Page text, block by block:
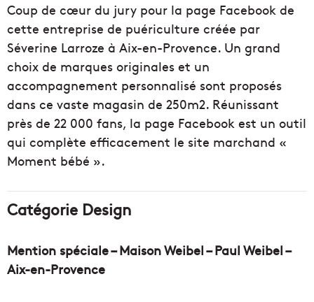
Coup de cœur du jury pour la page Facebook de
cette entreprise de puériculture créée par
Séverine Larroze à Aix-en-Provence. Un grand
choix de marques originales et un
accompagnement personnalisé sont proposés
dans ce vaste magasin de 250m2. Réunissant
près de 22 000 fans, la page Facebook est un outil
qui complète efficacement le site marchand «
Moment bébé ».
Catégorie Design
Mention spéciale – Maison Weibel – Paul Weibel –
Aix-en-Provence